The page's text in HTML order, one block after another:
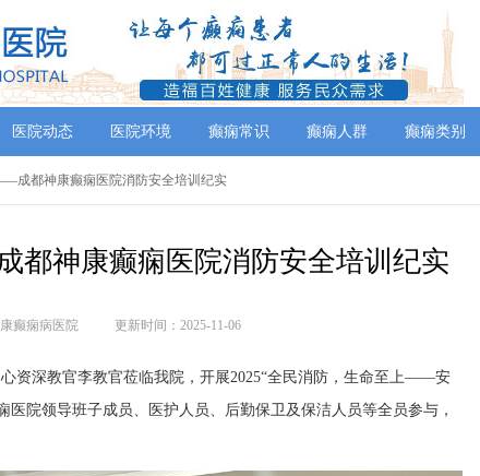
医院动态 医院环境 癫痫常识 癫痫人群 癫痫类别
成都神康癫痫医院消防安全培训纪实
神康癫痫医院消防安全培训纪实
癫痫病医院 更新时间：2025-11-06
资深教官李教官莅临我院，开展2025“全民消防，生命至上——安
医院领导班子成员、医护人员、后勤保卫及保洁人员等全员参与，